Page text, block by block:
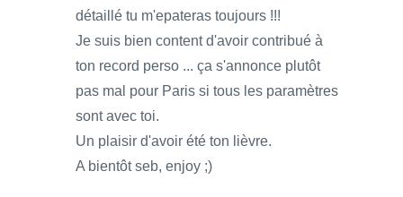
détaillé tu m'epateras toujours !!!
Je suis bien content d'avoir contribué à
ton record perso ... ça s'annonce plutôt
pas mal pour Paris si tous les paramètres
sont avec toi.
Un plaisir d'avoir été ton lièvre.
A bientôt seb, enjoy ;)